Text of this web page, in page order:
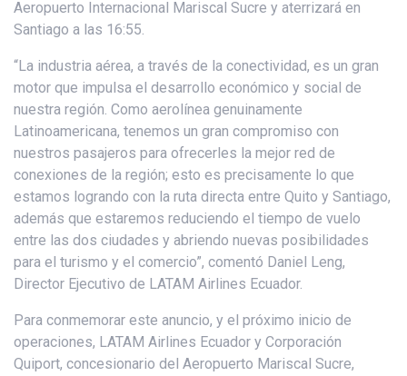
Aeropuerto Internacional Mariscal Sucre y aterrizará en
Santiago a las 16:55.
“La industria aérea, a través de la conectividad, es un gran
motor que impulsa el desarrollo económico y social de
nuestra región. Como aerolínea genuinamente
Latinoamericana, tenemos un gran compromiso con
nuestros pasajeros para ofrecerles la mejor red de
conexiones de la región; esto es precisamente lo que
estamos logrando con la ruta directa entre Quito y Santiago,
además que estaremos reduciendo el tiempo de vuelo
entre las dos ciudades y abriendo nuevas posibilidades
para el turismo y el comercio”, comentó Daniel Leng,
Director Ejecutivo de LATAM Airlines Ecuador.
Para conmemorar este anuncio, y el próximo inicio de
operaciones, LATAM Airlines Ecuador y Corporación
Quiport, concesionario del Aeropuerto Mariscal Sucre,